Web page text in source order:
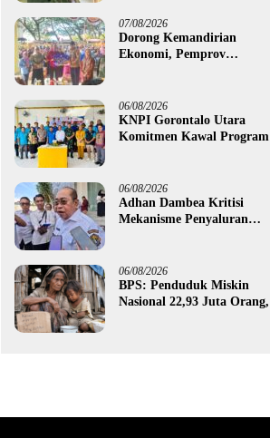
07/08/2026
Dorong Kemandirian
Ekonomi, Pemprov
untuk 395 Pelaku Usaha
06/08/2026
KNPI Gorontalo Utara
Komitmen Kawal Program
06/08/2026
Adhan Dambea Kritisi
Mekanisme Penyaluran
06/08/2026
BPS: Penduduk Miskin
Nasional 22,93 Juta Orang,